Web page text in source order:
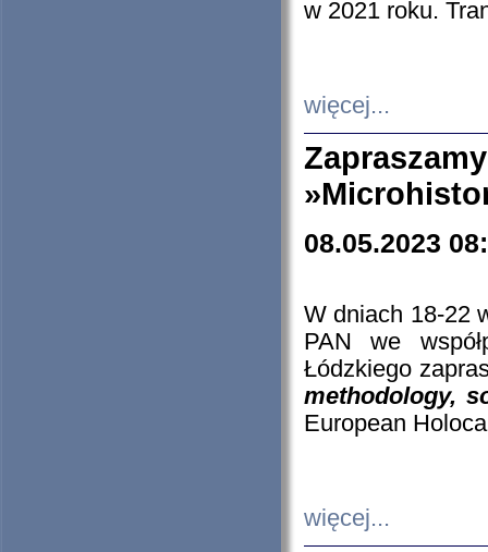
w 2021 roku.
więcej...
08.05.2023
W dniach 18-22
PAN we
Łódzkiego
methodology,
European
więcej...